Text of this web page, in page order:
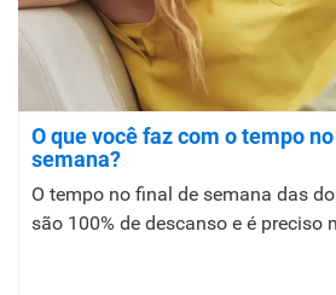
O que você faz com o tempo
semana?
O tempo no final de semana das
são 100% de descanso e é preciso